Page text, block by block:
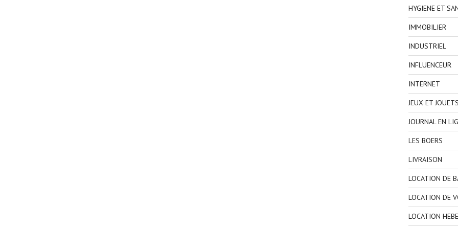
HYGIENE ET
IMMOBILIER
INDUSTRIEL
INFLUENCEUR
INTERNET
JEUX ET JOUETS
JOURNAL EN
LES BOERS
LIVRAISON
LOCATION DE
LOCATION DE
LOCATION